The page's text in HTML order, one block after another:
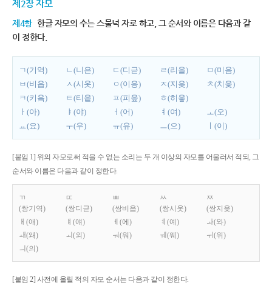
제2장 자모
제4항 한글 자모의 수는 스물넉 자로 하고, 그 순서와 이름은 다음과 같
이 정한다.
ㄱ(기역) ㄴ(니은) ㄷ(디귿) ㄹ(리을)
ㅁ(미음)
ㅂ(비읍)
ㅅ(시옷) ㅇ(이응) ㅈ(지읒)
ㅊ(치읓)
ㅋ(키읔)
ㅌ(티읕) ㅍ(피읖)
ㅎ(히읗)
ㅏ(아)
ㅑ(야) ㅓ(어) ㅕ(여)
ㅗ(오)
ㅛ(요)
ㅜ(우) ㅠ(유) ㅡ(으) ㅣ(이)
[붙임 1] 위의 자모로써 적을 수 없는 소리는 두 개 이상의 자모를 어울러서 적되, 그
순서와 이름은 다음과 같이 정한다.
ㄲ
(쌍기역)
ㄸ
(쌍디귿)
ㅃ
(쌍비읍)
ㅆ
(쌍시옷)
ㅉ
(쌍지읒)
ㅐ(애)
ㅒ(얘) ㅔ(에) ㅖ(예)
ㅘ(와)
ㅙ(왜)
ㅚ(외) ㅝ(워) ㅞ(웨)
ㅟ(위)
ㅢ(의)
[붙임 2] 사전에 올릴 적의 자모 순서는 다음과 같이 정한다.